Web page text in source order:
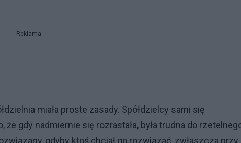
Reklama
miała proste zasady. Spółdzielcy sami się
że gdy nadmiernie się rozrastała, była trudna do
gdyby ktoś chciał go rozwiązać, zwłaszcza przy